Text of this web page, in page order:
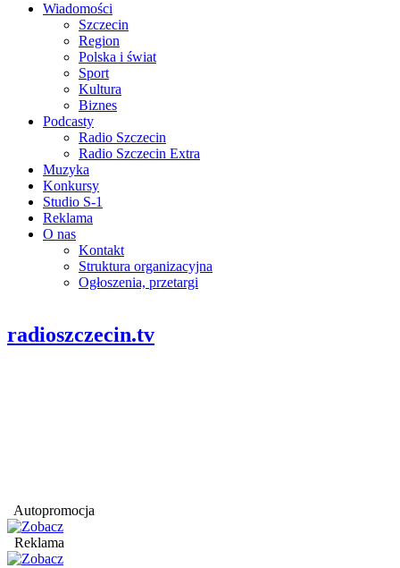
Wiadomości
Szczecin
Region
Polska i świat
Sport
Kultura
Biznes
Podcasty
Radio Szczecin
Radio Szczecin Extra
Muzyka
Konkursy
Studio S-1
Reklama
O nas
Kontakt
Struktura organizacyjna
Ogłoszenia, przetargi
radioszczecin.tv
Autopromocja
Reklama